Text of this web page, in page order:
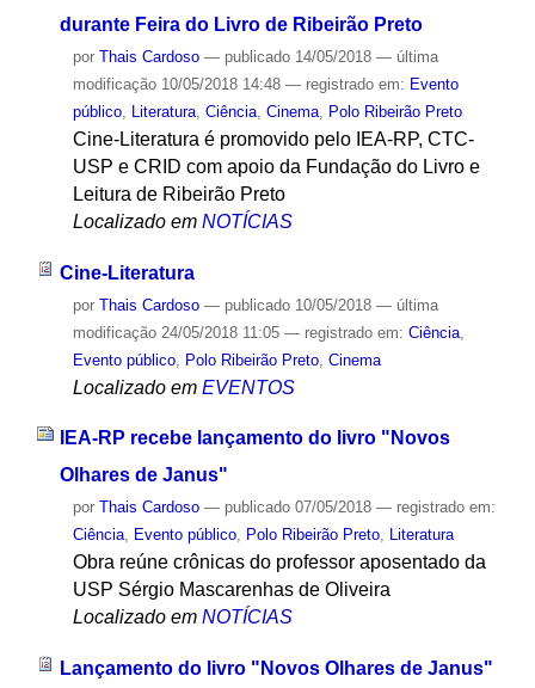
durante Feira do Livro de Ribeirão Preto
por Thais Cardoso — publicado14/05/2018 — última
modificação10/05/2018 14:48 — registrado em: Evento
público, Literatura, Ciência, Cinema, Polo Ribeirão Preto
Cine-Literatura é promovido pelo IEA-RP, CTC-
USP e CRID com apoio da Fundação do Livro e
Leitura de Ribeirão Preto
Localizado em NOTÍCIAS
Cine-Literatura
por Thais Cardoso — publicado10/05/2018 — última
modificação24/05/2018 11:05 — registrado em: Ciência,
Evento público, Polo Ribeirão Preto, Cinema
Localizado em EVENTOS
IEA-RP recebe lançamento do livro "Novos
Olhares de Janus"
por Thais Cardoso — publicado07/05/2018 — registrado em:
Ciência, Evento público, Polo Ribeirão Preto, Literatura
Obra reúne crônicas do professor aposentado da
USP Sérgio Mascarenhas de Oliveira
Localizado em NOTÍCIAS
Lançamento do livro "Novos Olhares de Janus"